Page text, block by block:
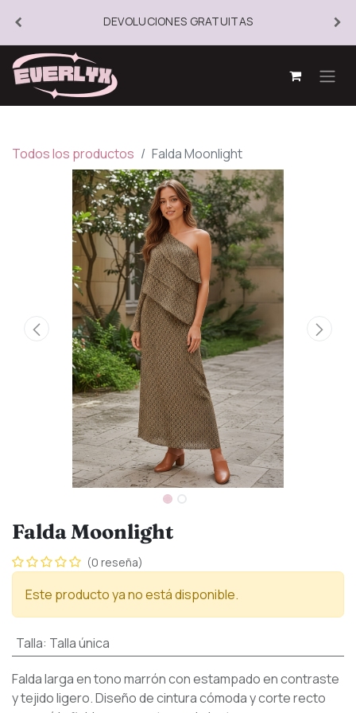
DEVOLUCIONES GRATUITAS
Todos los productos Falda Moonlight
Falda Moonlight
(0 reseña)
Este producto ya no está disponible.
Talla: Talla única
Falda larga en tono marrón con estampado en contraste
y tejido ligero. Diseño de cintura cómoda y corte recto